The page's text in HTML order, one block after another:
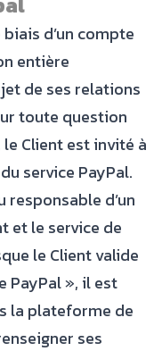
d’un compte
entière
de ses relations
toute question
Client est invité à
service PayPal.
responsable d’un
et le service de
le Client valide
PayPal », il est
la plateforme de
ses